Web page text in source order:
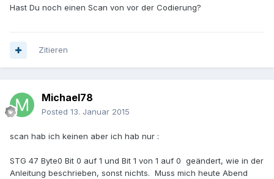
Hast Du noch einen Scan von vor der Codierung?
Zitieren
Michael78
Posted 13. Januar 2015
scan hab ich keinen aber ich hab nur :
STG 47 Byte0 Bit 0 auf 1 und Bit 1 von 1 auf 0 geändert, wie in der
Anleitung beschrieben, sonst nichts. Muss mich heute Abend